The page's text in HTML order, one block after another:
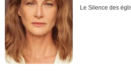
Le Silence des